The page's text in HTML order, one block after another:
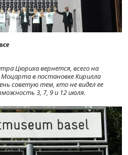
Цюриха вернется, всего на
Моцарта в постановке Кирилла
советую тем, кто не видел ее
3, 7, 9 и 12 июля.